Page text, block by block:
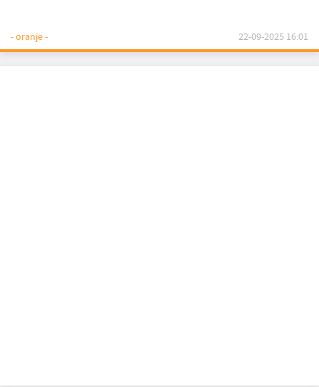
- oranje - 22-09-2025 16:01